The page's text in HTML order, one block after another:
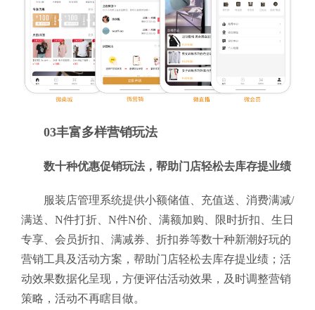
03丰富多样营销玩法
数十种优惠促销玩法，帮助门店轻松去库存提业绩
服装店管理系统提供小额储值、充值送、消费满减/
满送、N件打折、N件N价、满额加购、限时折扣、生日
专享、会员折扣、满减券、折扣券等数十种新潮好玩的
营销工具及活动方案，帮助门店轻松去库存提业绩；活
动效果数据化呈现，方便评估活动效果，及时调整营销
策略，活动不再瞎目做。